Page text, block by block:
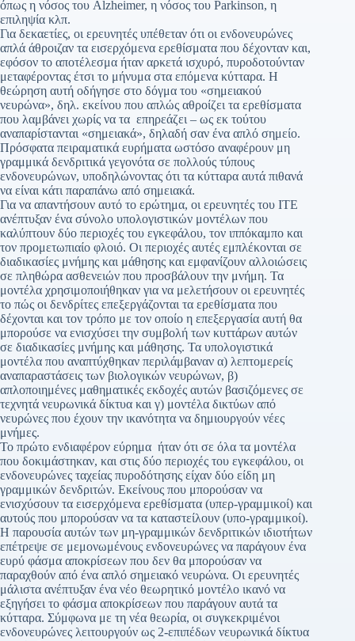
όπως η νόσος του Alzheimer, η νόσος του Parkinson, η
επιληψία κλπ.
Για δεκαετίες, οι ερευνητές υπέθεταν ότι οι ενδονευρώνες
απλά άθροιζαν τα εισερχόμενα ερεθίσματα που δέχονταν και,
εφόσον το αποτέλεσμα ήταν αρκετά ισχυρό, πυροδοτούνταν
μεταφέροντας έτσι το μήνυμα στα επόμενα κύτταρα. Η
θεώρηση αυτή οδήγησε στο δόγμα του «σημειακού
νευρώνα», δηλ. εκείνου που απλώς αθροίζει τα ερεθίσματα
που λαμβάνει χωρίς να τα επηρεάζει – ως εκ τούτου
αναπαρίστανται «σημειακά», δηλαδή σαν ένα απλό σημείο.
Πρόσφατα πειραματικά ευρήματα ωστόσο αναφέρουν μη
γραμμικά δενδριτικά γεγονότα σε πολλούς τύπους
ενδονευρώνων, υποδηλώνοντας ότι τα κύτταρα αυτά πιθανά
να είναι κάτι παραπάνω από σημειακά.
Για να απαντήσουν αυτό το ερώτημα, οι ερευνητές του ΙΤΕ
ανέπτυξαν ένα σύνολο υπολογιστικών μοντέλων που
καλύπτουν δύο περιοχές του εγκεφάλου, τον ιππόκαμπο και
τον προμετωπιαίο φλοιό. Οι περιοχές αυτές εμπλέκονται σε
διαδικασίες μνήμης και μάθησης και εμφανίζουν αλλοιώσεις
σε πληθώρα ασθενειών που προσβάλουν την μνήμη. Τα
μοντέλα χρησιμοποιήθηκαν για να μελετήσουν οι ερευνητές
το πώς οι δενδρίτες επεξεργάζονται τα ερεθίσματα που
δέχονται και τον τρόπο με τον οποίο η επεξεργασία αυτή θα
μπορούσε να ενισχύσει την συμβολή των κυττάρων αυτών
σε διαδικασίες μνήμης και μάθησης. Τα υπολογιστικά
μοντέλα που αναπτύχθηκαν περιλάμβαναν α) λεπτομερείς
αναπαραστάσεις των βιολογικών νευρώνων, β)
απλοποιημένες μαθηματικές εκδοχές αυτών βασιζόμενες σε
τεχνητά νευρωνικά δίκτυα και γ) μοντέλα δικτύων από
νευρώνες που έχουν την ικανότητα να δημιουργούν νέες
μνήμες.
Το πρώτο ενδιαφέρον εύρημα ήταν ότι σε όλα τα μοντέλα
που δοκιμάστηκαν, και στις δύο περιοχές του εγκεφάλου, οι
ενδονευρώνες ταχείας πυροδότησης είχαν δύο είδη μη
γραμμικών δενδριτών. Εκείνους που μπορούσαν να
ενισχύσουν τα εισερχόμενα ερεθίσματα (υπερ-γραμμικοί) και
αυτούς που μπορούσαν να τα καταστείλουν (υπο-γραμμικοί).
Η παρουσία αυτών των μη-γραμμικών δενδριτικών ιδιοτήτων
επέτρεψε σε μεμονωμένους ενδονευρώνες να παράγουν ένα
ευρύ φάσμα αποκρίσεων που δεν θα μπορούσαν να
παραχθούν από ένα απλό σημειακό νευρώνα. Οι ερευνητές
μάλιστα ανέπτυξαν ένα νέο θεωρητικό μοντέλο ικανό να
εξηγήσει το φάσμα αποκρίσεων που παράγουν αυτά τα
κύτταρα. Σύμφωνα με τη νέα θεωρία, οι συγκεκριμένοι
ενδονευρώνες λειτουργούν ως 2-επιπέδων νευρωνικά δίκτυα